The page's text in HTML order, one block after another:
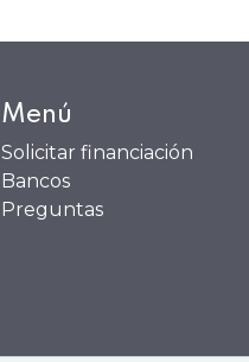
Menú
Solicitar financiación
Bancos
Preguntas